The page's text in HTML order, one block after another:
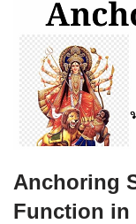
Anchoring
Function in